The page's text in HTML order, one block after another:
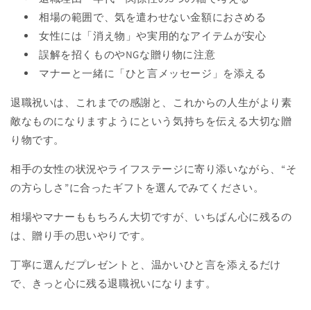
相場の範囲で、気を遣わせない金額におさめる
女性には「消え物」や実用的なアイテムが安心
誤解を招くものやNGな贈り物に注意
マナーと一緒に「ひと言メッセージ」を添える
退職祝いは、これまでの感謝と、これからの人生がより素
敵なものになりますようにという気持ちを伝える大切な贈
り物です。
相手の女性の状況やライフステージに寄り添いながら、“そ
の方らしさ”に合ったギフトを選んでみてください。
相場やマナーももちろん大切ですが、いちばん心に残るの
は、贈り手の思いやりです。
丁寧に選んだプレゼントと、温かいひと言を添えるだけ
で、きっと心に残る退職祝いになります。